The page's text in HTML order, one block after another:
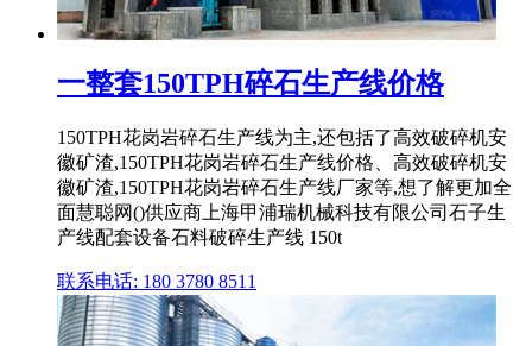
一整套150TPH碎石生产线价格
150TPH花岗岩碎石生产线为主,还包括了高效破碎机安
徽矿渣,150TPH花岗岩碎石生产线价格、高效破碎机安
徽矿渣,150TPH花岗岩碎石生产线厂家等,想了解更加全
面慧聪网()供应商上海甲浦瑞机械科技有限公司石子生
产线配套设备石料破碎生产线 150t
联系电话: 180 3780 8511